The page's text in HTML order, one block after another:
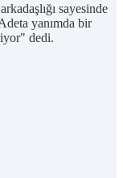
sayesinde
yanımda bir
dedi.